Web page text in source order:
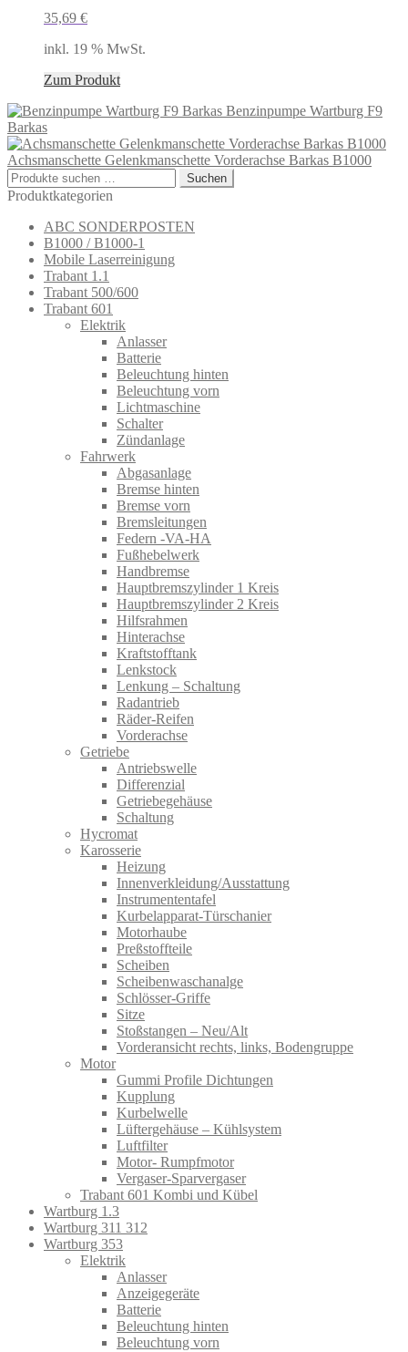
35,69 €
inkl. 19 % MwSt.
Zum Produkt
Benzinpumpe Wartburg F9
Barkas
Achsmanschette Gelenkmanschette Vorderachse Barkas B1000
Suchen
nach:
Suchen
Produktkategorien
ABC SONDERPOSTEN
B1000 / B1000-1
Mobile Laserreinigung
Trabant 1.1
Trabant 500/600
Trabant 601
Elektrik
Anlasser
Batterie
Beleuchtung hinten
Beleuchtung vorn
Lichtmaschine
Schalter
Zündanlage
Fahrwerk
Abgasanlage
Bremse hinten
Bremse vorn
Bremsleitungen
Federn -VA-HA
Fußhebelwerk
Handbremse
Hauptbremszylinder 1 Kreis
Hauptbremszylinder 2 Kreis
Hilfsrahmen
Hinterachse
Kraftstofftank
Lenkstock
Lenkung – Schaltung
Radantrieb
Räder-Reifen
Vorderachse
Getriebe
Antriebswelle
Differenzial
Getriebegehäuse
Schaltung
Hycromat
Karosserie
Heizung
Innenverkleidung/Ausstattung
Instrumententafel
Kurbelapparat-Türschanier
Motorhaube
Preßstoffteile
Scheiben
Scheibenwaschanalge
Schlösser-Griffe
Sitze
Stoßstangen – Neu/Alt
Vorderansicht rechts, links, Bodengruppe
Motor
Gummi Profile Dichtungen
Kupplung
Kurbelwelle
Lüftergehäuse – Kühlsystem
Luftfilter
Motor- Rumpfmotor
Vergaser-Sparvergaser
Trabant 601 Kombi und Kübel
Wartburg 1.3
Wartburg 311 312
Wartburg 353
Elektrik
Anlasser
Anzeigegeräte
Batterie
Beleuchtung hinten
Beleuchtung vorn